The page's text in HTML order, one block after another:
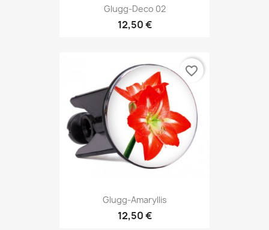
Glugg-Deco 02
12,50 €
Glugg-Amaryllis
12,50 €
favorite_border